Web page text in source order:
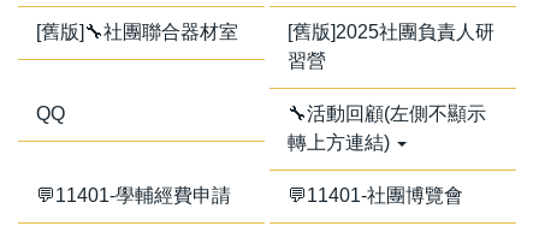
[舊版]🔧社團聯合器材室
[舊版]2025社團負責人研
習營
QQ
🔧活動回顧(左側不顯示
轉上方連結)
💬11401-學輔經費申請 💬11401-社團博覽會